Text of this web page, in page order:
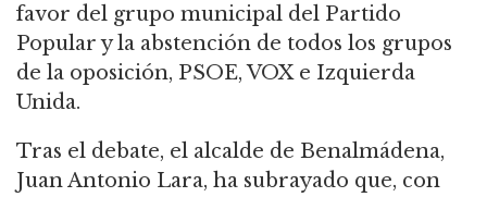
favor del grupo municipal del Partido
Popular y la abstención de todos los grupos
de la oposición, PSOE, VOX e Izquierda
Unida.
Tras el debate, el alcalde de Benalmádena,
Juan Antonio Lara, ha subrayado que, con